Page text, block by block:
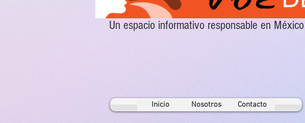
Un espacio informativo responsable en
Inicio Nosotros Contacto